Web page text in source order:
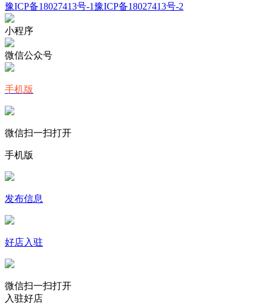
豫ICP备18027413号-1豫ICP备18027413号-2
小程序
微信公众号
手机版
微信扫一扫打开
手机版
发布信息
好店入驻
微信扫一扫打开
入驻好店